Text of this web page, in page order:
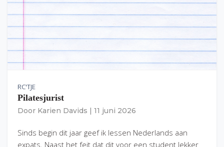
RC'TJE
Pilatesjurist
Door Karien Davids 11 juni 2026
Sinds begin dit jaar geef ik lessen Nederlands aan
expats. Naast het feit dat dit voor een student lekker